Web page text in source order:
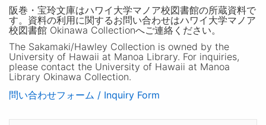
阪巻・宝玲文庫はハワイ大学マノア校図書館の所蔵資料で
す。資料の利用に関するお問い合わせはハワイ大学マノア
校図書館 Okinawa Collectionへご連絡ください。
The Sakamaki/Hawley Collection is owned by the
University of Hawaii at Manoa Library. For inquiries,
please contact the University of Hawaii at Manoa
Library Okinawa Collection.
問い合わせフォーム / Inquiry Form